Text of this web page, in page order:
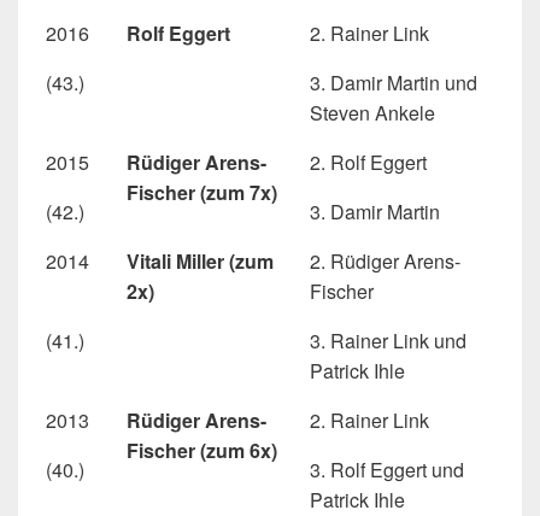
2016
Rolf Eggert
2. Rainer Link
(43.)
3. Damir Martin und
Steven Ankele
2015
Rüdiger Arens-
Fischer (zum 7x)
2. Rolf Eggert
(42.)
3. Damir Martin
2014
Vitali Miller (zum
2x)
2. Rüdiger Arens-
Fischer
(41.)
3. Rainer Link und
Patrick Ihle
2013
Rüdiger Arens-
Fischer (zum 6x)
2. Rainer Link
(40.)
3. Rolf Eggert und
Patrick Ihle